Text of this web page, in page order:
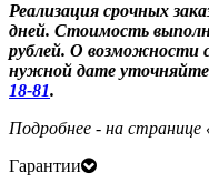
Реализация срочных
дней. Стоимость
рублей. О возможности
нужной дате
18-81.
Подробнее - на странице
Гарантии